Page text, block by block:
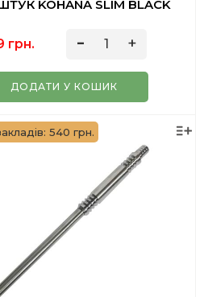
KOHANA SLIM BLACK
грн.
ДОДАТИ У КОШИК
540 грн.